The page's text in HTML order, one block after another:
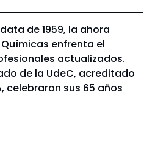
de 1959, la ahora
enfrenta el
actualizados.
de la UdeC, acreditado
celebraron sus 65 años